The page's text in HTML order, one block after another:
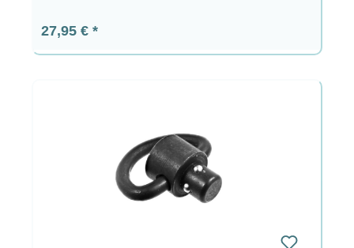
Prix régulier :
27,95 €